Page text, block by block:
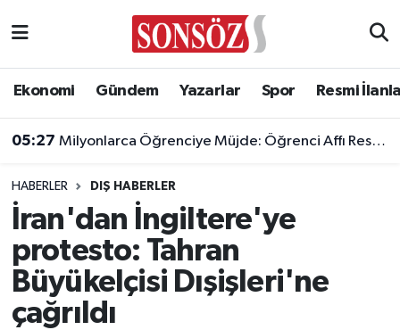
Ekonomi Gündem Yazarlar Spor Resmi
05:27 Milyonlarca Öğrenciye Müjde: Öğrenci Affı Resmi Gazete'de Yayımlandı!
HABERLER DIŞ HABERLER
İran'dan İngiltere'ye
protesto: Tahran
Büyükelçisi Dışişleri'ne
çağrıldı
Asayiş
Biyografi
Çevre
Diğer
Ankara Nöbetçi Eczaneler
Ankara Trafik Yoğunluk Haritası
Süper Lig Puan Durumu ve Fikstür
Tüm Manşetler